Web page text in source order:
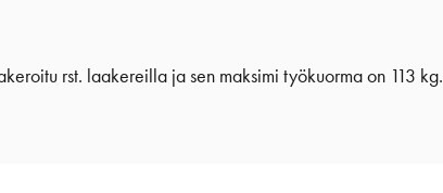
rst. laakereilla ja sen maksimi työkuorma on 113 kg.